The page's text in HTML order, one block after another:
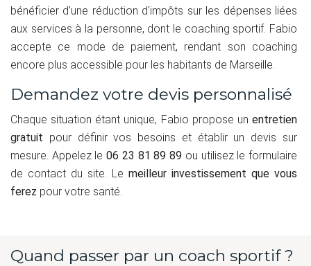
bénéficier d'une réduction d'impôts sur les dépenses liées
aux services à la personne, dont le coaching sportif. Fabio
accepte ce mode de paiement, rendant son coaching
encore plus accessible pour les habitants de Marseille.
Demandez votre devis personnalisé
Chaque situation étant unique, Fabio propose un entretien
gratuit pour définir vos besoins et établir un devis sur
mesure. Appelez le06 23 81 89 89 ou utilisez le formulaire
de contact du site. Le meilleur investissement que vous
ferez pour votre santé.
Quand passer par un coach sportif ?